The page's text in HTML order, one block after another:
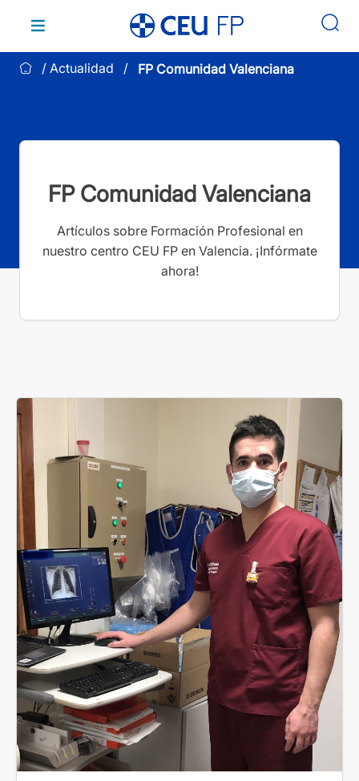
contenido
Actualidad
FP Comunidad Valenciana
FP Comunidad Valenciana
Artículos sobre Formación Profesional en
nuestro centro CEU FP en Valencia. ¡Infórmate
ahora!